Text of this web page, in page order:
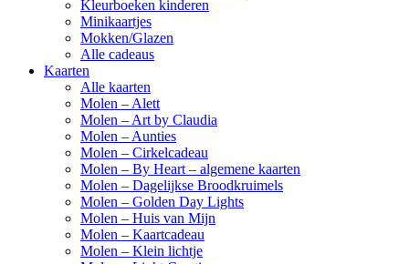
Kleurboeken kinderen
Minikaartjes
Mokken/Glazen
Alle cadeaus
Kaarten
Alle kaarten
Molen – Alett
Molen – Art by Claudia
Molen – Aunties
Molen – Cirkelcadeau
Molen – By Heart – algemene kaarten
Molen – Dagelijkse Broodkruimels
Molen – Golden Day Lights
Molen – Huis van Mijn
Molen – Kaartcadeau
Molen – Klein lichtje